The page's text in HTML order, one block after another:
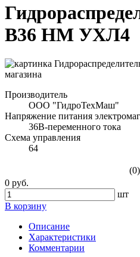
В36 НМ УХЛ4
Производитель
ООО "ГидроТехМаш"
Напряжение питания
36В-переменного тока
Схема управления
64
(0)
0 руб.
шт
В корзину
Описание
Характеристики
Комментарии